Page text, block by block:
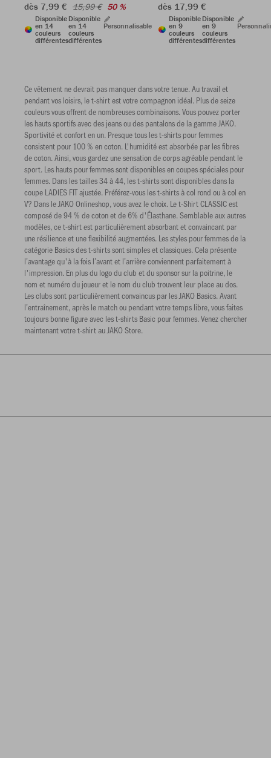
dès 7,99 € 15,99 € 50 %
Disponible
en 14
couleurs
différentes
Disponible
en 14
couleurs
différentes
Personnalisable
dès 17,99 €
Disponible
en 9
couleurs
différentes
Disponible
en 9
couleurs
différentes
Ce vêtement ne devrait pas manquer dans votre tenue. Au travail et
pendant vos loisirs, le t-shirt est votre compagnon idéal. Plus de seize
couleurs vous offrent de nombreuses combinaisons. Vous pouvez porter
les hauts sportifs avec des jeans ou des pantalons de la gamme JAKO.
Sportivité et confort en un. Presque tous les t-shirts pour femmes
consistent pour 100 % en coton. L'humidité est absorbée par les fibres
de coton. Ainsi, vous gardez une sensation de corps agréable pendant le
sport. Les hauts pour femmes sont disponibles en coupes spéciales pour
femmes. Dans les tailles 34 à 44, les t-shirts sont disponibles dans la
coupe LADIES FIT ajustée. Préférez-vous les t-shirts à col rond ou à col en
V? Dans le JAKO Onlineshop, vous avez le choix. Le t-Shirt CLASSIC est
composé de 94 % de coton et de 6% d'Élasthane. Semblable aux autres
modèles, ce t-shirt est particulièrement absorbant et convaincant par
une résilience et une flexibilité augmentées. Les styles pour femmes de la
catégorie Basics des t-shirts sont simples et classiques. Cela présente
l’avantage qu'à la fois l’avant et l’arrière conviennent parfaitement à
l'impression. En plus du logo du club et du sponsor sur la poitrine, le
nom et numéro du joueur et le nom du club trouvent leur place au dos.
Les clubs sont particulièrement convaincus par les JAKO Basics. Avant
l’entraînement, après le match ou pendant votre temps libre, vous faites
toujours bonne figure avec les t-shirts Basic pour femmes. Venez chercher
maintenant votre t-shirt au JAKO Store.